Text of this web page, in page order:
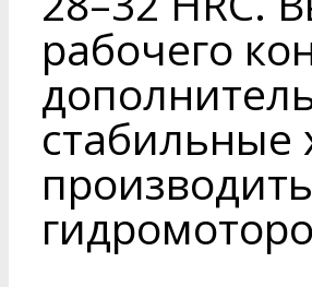
рабочего
стабильные